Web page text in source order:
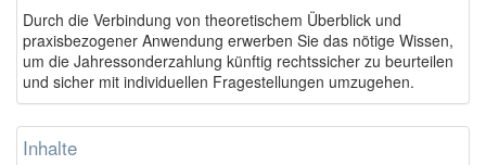
Durch die Verbindung von theoretischem Überblick und
praxisbezogener Anwendung erwerben Sie das nötige Wissen,
um die Jahressonderzahlung künftig rechtssicher zu beurteilen
und sicher mit individuellen Fragestellungen umzugehen.
Inhalte